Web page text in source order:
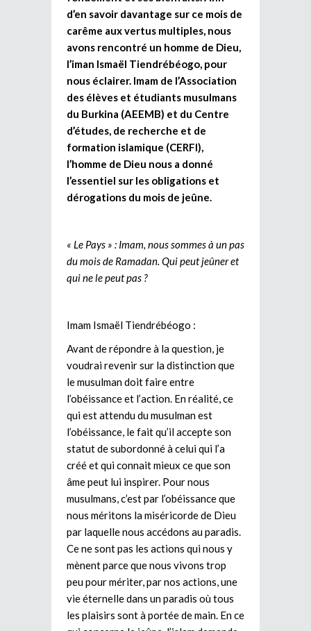
d’en savoir davantage sur ce mois de
carême aux vertus multiples, nous
avons rencontré un homme de Dieu,
l’iman Ismaël Tiendrébéogo, pour
nous éclairer. Imam de l’Association
des élèves et étudiants musulmans
du Burkina (AEEMB) et du Centre
d’études, de recherche et de
formation islamique (CERFI),
l’homme de Dieu nous a donné
l’essentiel sur les obligations et
dérogations du mois de jeûne.
« Le Pays » : Imam, nous sommes à un pas
du mois de Ramadan. Qui peut jeûner et
qui ne le peut pas ?
Imam Ismaël Tiendrébéogo :
Avant de répondre à la question, je
voudrai revenir sur la distinction que
le musulman doit faire entre
l’obéissance et l’action. En réalité, ce
qui est attendu du musulman est
l’obéissance, le fait qu’il accepte son
statut de subordonné à celui qui l’a
créé et qui connait mieux ce que son
âme peut lui inspirer. Pour nous
musulmans, c’est par l’obéissance que
nous méritons la miséricorde de Dieu
par laquelle nous accédons au paradis.
Ce ne sont pas les actions qui nous y
mènent parce que nous vivons trop
peu pour mériter, par nos actions, une
vie éternelle dans un paradis où tous
les plaisirs sont à portée de main. En ce